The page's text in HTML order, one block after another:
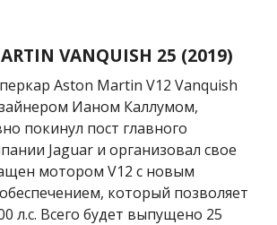
VANQUISH 25 (2019)
Aston Martin V12 Vanquish
Ианом Каллумом,
покинул пост главного
Jaguar и организовал свое
мотором V12 с новым
который позволяет
л.с. Всего будет выпущено 25